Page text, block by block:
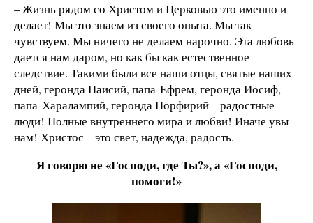
– Жизнь рядом со Христом и Церковью это именно и
делает! Мы это знаем из своего опыта. Мы так
чувствуем. Мы ничего не делаем нарочно. Эта любовь
дается нам даром, но как бы как естественное
следствие. Такими были все наши отцы, святые наших
дней, геронда Паисий, папа-Ефрем, геронда Иосиф,
папа-Харалампий, геронда Порфирий – радостные
люди! Полные внутреннего мира и любви! Иначе увы
нам! Христос – это свет, надежда, радость.
Я говорю не «Господи, где Ты?», а «Господи,
помоги!»